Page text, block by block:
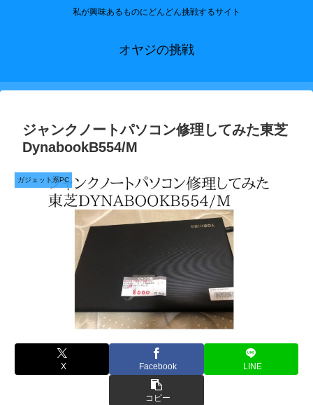
私が興味あるものにどんどん挑戦するサイト
オヤジの挑戦
ジャンクノートパソコン修理してみた東芝
DynabookB554/M
ガジェット系PC
X Facebook LINE
コピー